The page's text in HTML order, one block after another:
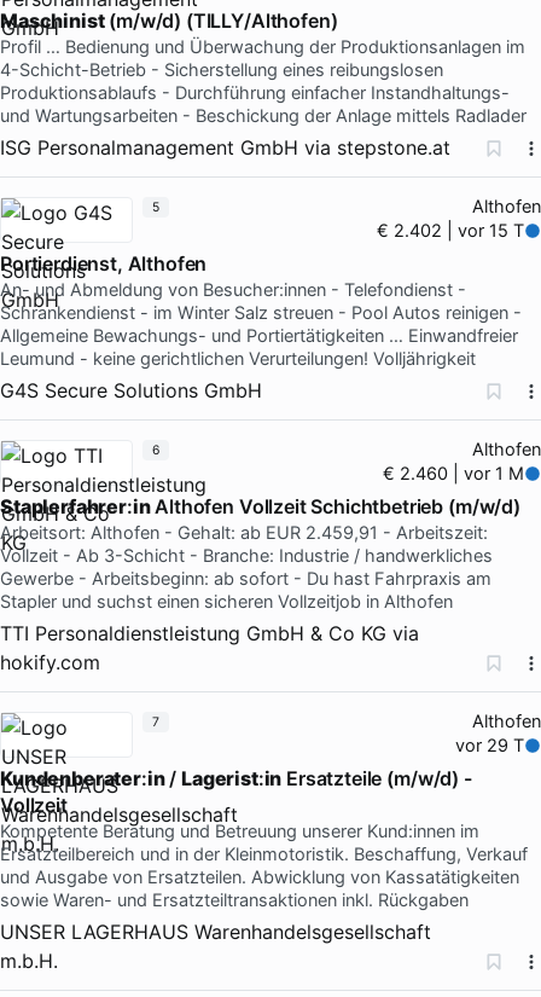
Maschinist(m/w/d) (TILLY/Althofen)
Profil … Bedienung und Überwachung der Produktionsanlagen im
4-Schicht-Betrieb - Sicherstellung eines reibungslosen
Produktionsablaufs - Durchführung einfacher Instandhaltungs-
und Wartungsarbeiten - Beschickung der Anlage mittels Radlader
ISG Personalmanagement GmbH via stepstone.at
Althofen
€ 2.402 | vor 15 T
Portierdienst, Althofen
An- und Abmeldung von Besucher:innen - Telefondienst -
Schrankendienst - im Winter Salz streuen - Pool Autos reinigen -
Allgemeine Bewachungs- und Portiertätigkeiten … Einwandfreier
Leumund - keine gerichtlichen Verurteilungen! Volljährigkeit
G4S Secure Solutions GmbH
5
Althofen
€ 2.460 | vor 1 M
Staplerfahrer:inAlthofen Vollzeit Schichtbetrieb (m/w/d)
Arbeitsort: Althofen - Gehalt: ab EUR 2.459,91 - Arbeitszeit:
Vollzeit - Ab 3-Schicht - Branche: Industrie / handwerkliches
Gewerbe - Arbeitsbeginn: ab sofort - Du hast Fahrpraxis am
Stapler und suchst einen sicheren Vollzeitjob in Althofen
TTI Personaldienstleistung GmbH & Co KG via
hokify.com
6
Althofen
vor 29 T
Kundenberater:in/ Lagerist:in Ersatzteile (m/w/d) -
Vollzeit
Kompetente Beratung und Betreuung unserer Kund:innen im
Ersatzteilbereich und in der Kleinmotoristik. Beschaffung, Verkauf
und Ausgabe von Ersatzteilen. Abwicklung von Kassatätigkeiten
sowie Waren- und Ersatzteiltransaktionen inkl. Rückgaben
UNSER LAGERHAUS Warenhandelsgesellschaft
m.b.H.
7